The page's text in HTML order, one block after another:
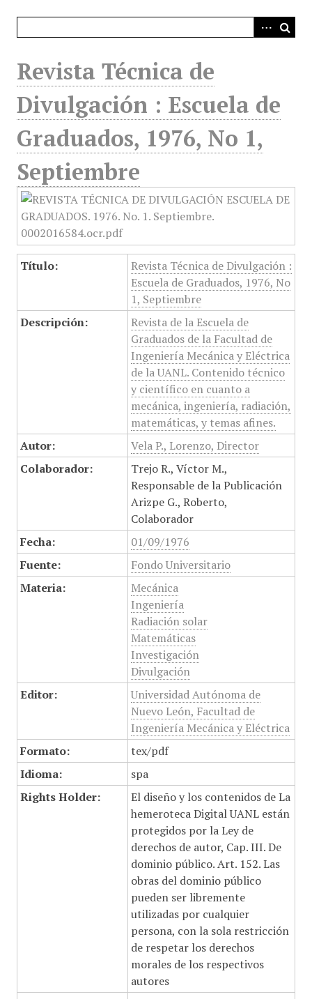
Revista Técnica de
Divulgación : Escuela de
Graduados, 1976, No 1,
Septiembre
Título:
Revista Técnica de Divulgación :
Escuela de Graduados, 1976, No
1, Septiembre
Descripción:
Revista de la Escuela de
Graduados de la Facultad de
Ingeniería Mecánica y Eléctrica
de la UANL. Contenido técnico
y científico en cuanto a
mecánica, ingeniería, radiación,
matemáticas, y temas afines.
Autor:
Vela P., Lorenzo, Director
Colaborador:
Trejo R., Víctor M.,
Responsable de la Publicación
Arizpe G., Roberto,
Colaborador
Fecha:
01/09/1976
Fuente:
Fondo Universitario
Materia:
Mecánica
Ingeniería
Radiación solar
Matemáticas
Investigación
Divulgación
Editor:
Universidad Autónoma de
Nuevo León, Facultad de
Ingeniería Mecánica y Eléctrica
Formato:
tex/pdf
Idioma:
spa
Rights Holder:
El diseño y los contenidos de La
hemeroteca Digital UANL están
protegidos por la Ley de
derechos de autor, Cap. III. De
dominio público. Art. 152. Las
obras del dominio público
pueden ser libremente
utilizadas por cualquier
persona, con la sola restricción
de respetar los derechos
morales de los respectivos
autores